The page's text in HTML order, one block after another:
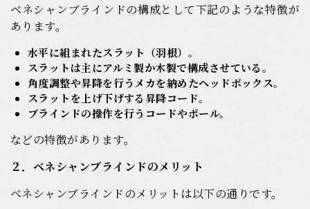
ベネシャンブラインドの構成として下記のような特徴が
あります。
水平に組まれたスラット（羽根） 。
スラットは主にアルミ製か木製で構成させている。
角度調整や昇降を行うメカを納めたヘッドボックス。
スラットを上げ下げする昇降コード。
ブラインドの操作を行うコードやポール。
などの特徴があります。
２．ベネシャンブラインドのメリット
ベネシャンブラインドのメリットは以下の通りです。